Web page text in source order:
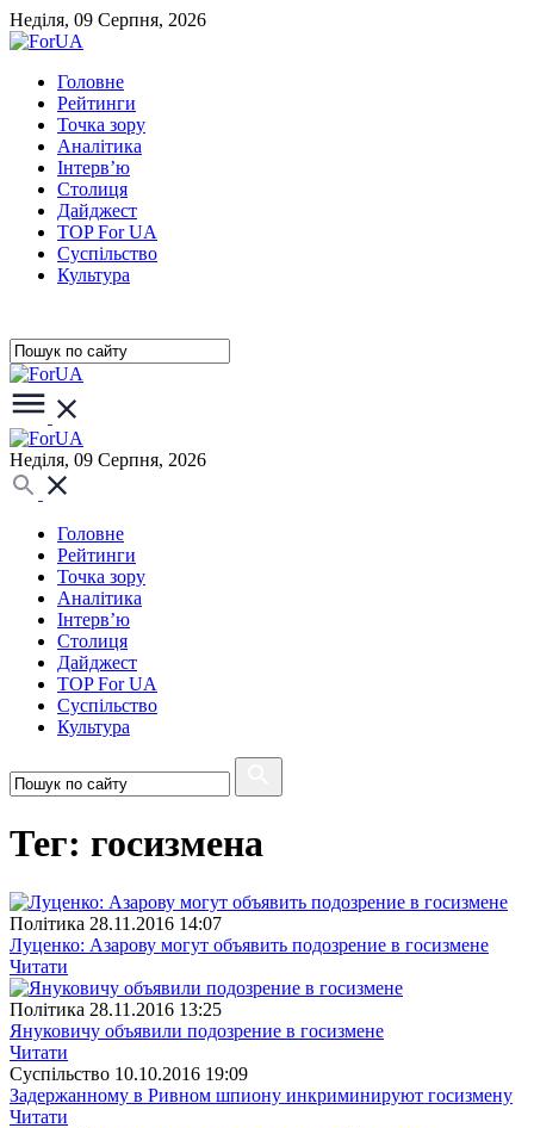
Неділя, 09 Серпня, 2026
Головне
Рейтинги
Точка зору
Аналітика
Інтерв’ю
Столиця
Дайджест
TOP For UA
Суспiльство
Культура
Неділя, 09 Серпня, 2026
Головне
Рейтинги
Точка зору
Аналітика
Інтерв’ю
Столиця
Дайджест
TOP For UA
Суспiльство
Культура
Тег: госизмена
Полiтика 28.11.2016 14:07
Луценко: Азарову могут объявить подозрение в госизмене
Читати
Полiтика 28.11.2016 13:25
Януковичу объявили подозрение в госизмене
Читати
Суспiльство 10.10.2016 19:09
Задержанному в Ривном шпиону инкриминируют госизмену
Читати